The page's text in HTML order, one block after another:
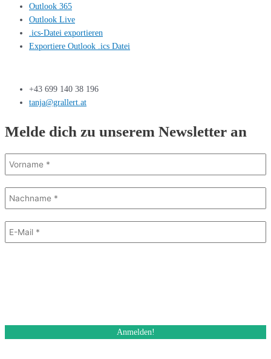
Outlook 365
Outlook Live
.ics-Datei exportieren
Exportiere Outlook .ics Datei
+43 699 140 38 196
tanja@grallert.at
Melde dich zu unserem Newsletter an